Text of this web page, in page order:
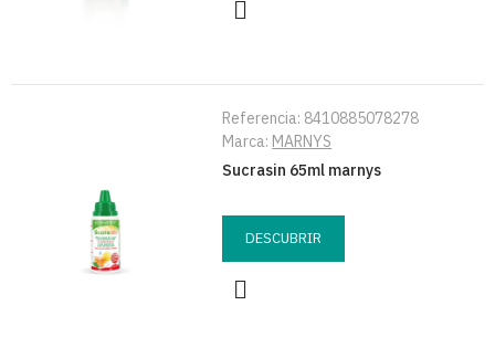
Referencia: 8410885078278
Marca: MARNYS
Sucrasin 65ml marnys
DESCUBRIR